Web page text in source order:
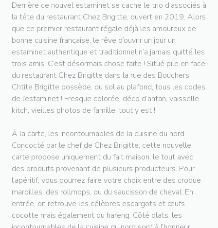
Derrière ce nouvel estaminet se cache le trio d’associés à
la tête du restaurant Chez Brigitte, ouvert en 2019. Alors
que ce premier restaurant régale déjà les amoureux de
bonne cuisine française, le rêve d’ouvrir un jour un
estaminet authentique et traditionnel n’a jamais quitté les
trois amis. C’est désormais chose faite ! Situé pile en face
du restaurant Chez Brigitte dans la rue des Bouchers,
Chtite Brigitte possède, du sol au plafond, tous les codes
de l’estaminet ! Fresque colorée, déco d’antan, vaisselle
kitch, vieilles photos de famille, tout y est !
À la carte, les incontournables de la cuisine du nord
Concocté par le chef de Chez Brigitte, cette nouvelle
carte propose uniquement du fait maison, le tout avec
des produits provenant de plusieurs producteurs. Pour
l’apéritif, vous pourrez faire votre choix entre des croque
maroilles, des rollmops, ou du saucisson de cheval. En
entrée, on retrouve les célèbres escargots et œufs
cocotte mais également du hareng. Côté plats, les